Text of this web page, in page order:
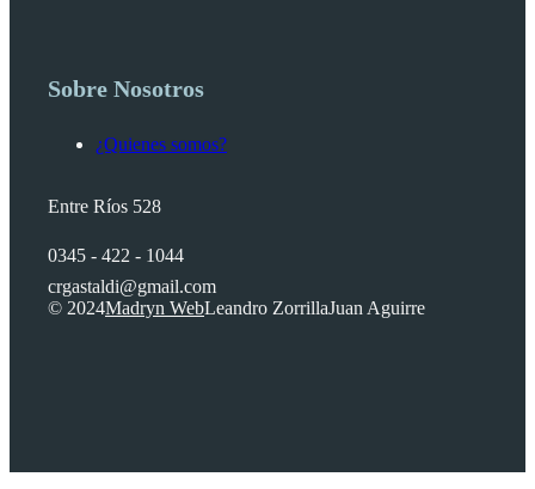
Sobre Nosotros
¿Quienes somos?
Entre Ríos 528
0345 - 422 - 1044
crgastaldi@gmail.com
© 2024Madryn WebLeandro ZorrillaJuan Aguirre